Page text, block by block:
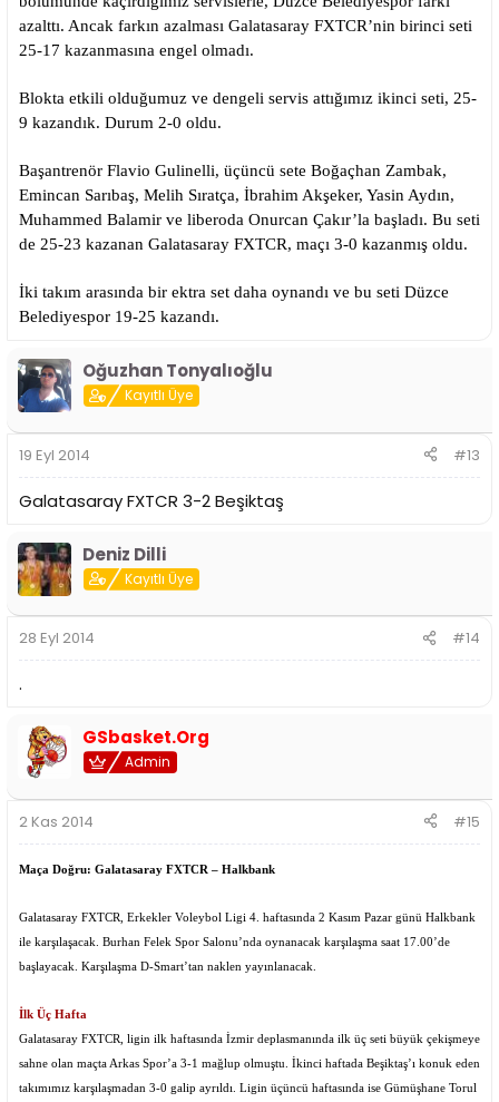
azalttı. Ancak farkın azalması Galatasaray FXTCR’nin birinci seti
25-17 kazanmasına engel olmadı.
Blokta etkili olduğumuz ve dengeli servis attığımız ikinci seti, 25-
9 kazandık. Durum 2-0 oldu.
Başantrenör Flavio Gulinelli, üçüncü sete Boğaçhan Zambak,
Emincan Sarıbaş, Melih Sıratça, İbrahim Akşeker, Yasin Aydın,
Muhammed Balamir ve liberoda Onurcan Çakır’la başladı. Bu seti
de 25-23 kazanan Galatasaray FXTCR, maçı 3-0 kazanmış oldu.
İki takım arasında bir ektra set daha oynandı ve bu seti Düzce
Belediyespor 19-25 kazandı.
Oğuzhan Tonyalıoğlu
Kayıtlı Üye
19 Eyl 2014 #13
Galatasaray FXTCR 3-2 Beşiktaş
Deniz Dilli
Kayıtlı Üye
28 Eyl 2014 #14
.
GSbasket.Org
Admin
2 Kas 2014 #15
Maça Doğru: Galatasaray FXTCR – Halkbank
Galatasaray FXTCR, Erkekler Voleybol Ligi 4. haftasında 2 Kasım Pazar günü Halkbank
ile karşılaşacak. Burhan Felek Spor Salonu’nda oynanacak karşılaşma saat 17.00’de
başlayacak. Karşılaşma D-Smart’tan naklen yayınlanacak.
İlk Üç Hafta
Galatasaray FXTCR, ligin ilk haftasında İzmir deplasmanında ilk üç seti büyük çekişmeye
sahne olan maçta Arkas Spor’a 3-1 mağlup olmuştu. İkinci haftada Beşiktaş’ı konuk eden
takımımız karşılaşmadan 3-0 galip ayrıldı. Ligin üçüncü haftasında ise Gümüşhane Torul